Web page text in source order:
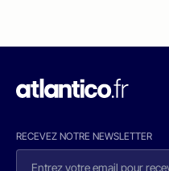
RECEVEZ NOTRE NEWSLETTER